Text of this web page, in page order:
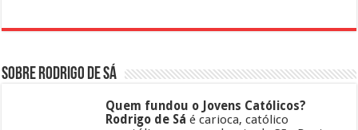
Sobre Rodrigo de Sá
Quem fundou o Jovens Católicos?
Rodrigo de Sá é carioca, católico